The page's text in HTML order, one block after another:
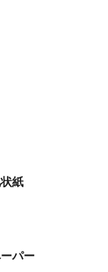
紙
パー